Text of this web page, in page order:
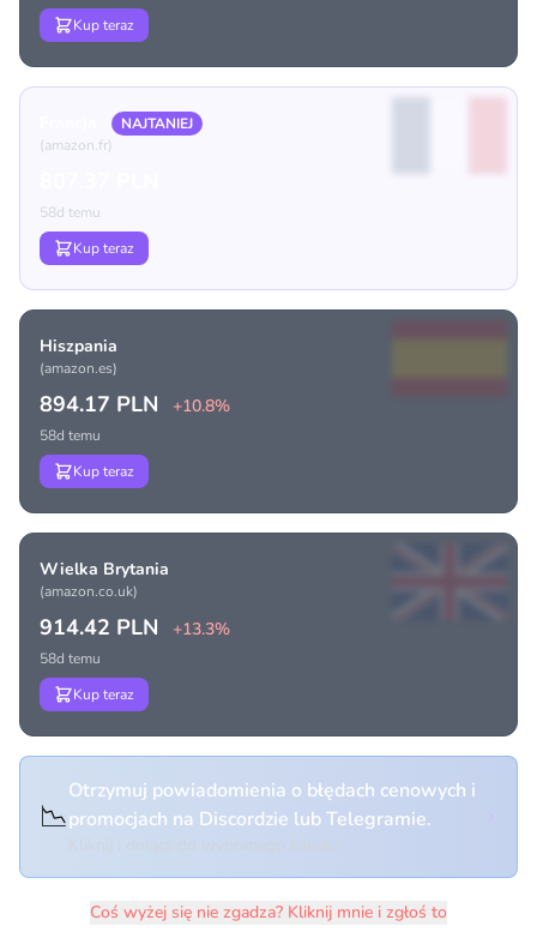
Kup teraz
NAJTANIEJ
(amazon.fr)
58d temu
Kup teraz
Hiszpania
(amazon.es)
894.17 PLN +10.8%
58d temu
Kup teraz
Wielka Brytania
(amazon.co.uk)
914.42 PLN +13.3%
58d temu
Kup teraz
📉
Otrzymuj powiadomienia o błędach cenowych i
promocjach na Discordzie lub Telegramie.
Coś wyżej się nie zgadza? Kliknij mnie i zgłoś to